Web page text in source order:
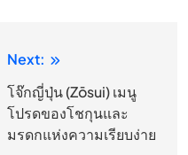
Next:
โจ๊กญี่ปุ่น (Zōsui) เมนู
โปรดของโชกุนและ
มรดกแห่งความเรียบง่าย